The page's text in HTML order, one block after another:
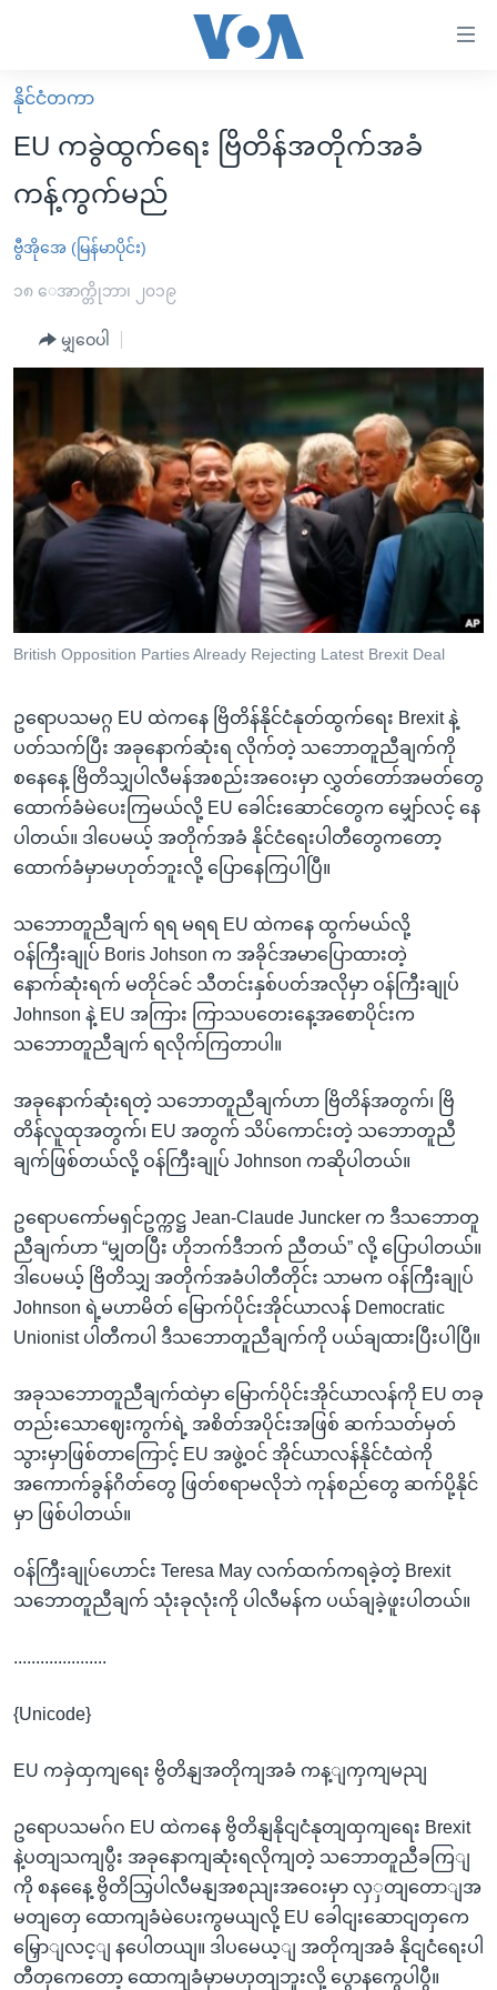
လွယ်ကူ
စေ
သည့်
များ
ပင်မ
ကြည့်
ပင်မ
အ
ညွန်း
စာမျက်နှာ
ကြည့်
ရှာဖွေ
ရန်
နေရာ
သို့
ကျော်
ရန်
မူလစာမျက်နှာ
မြန်မာ
ကမ္ဘာ့သတင်းများ
နိုင်ငံတကာ
အစ္စရေး-ပါလက်စတိုင်း
ဗွီဒီယို
အင်္ဂလိပ်စာလေ့လာမယ်
မကြေးမုံရဲ့ အင်္ဂလိပ်စာ
ရုပ်ရှင်ထဲက အင်္ဂလိပ်စာ
သုတပဒေသာ အင်္ဂလိပ်စာ
ရေဒီယို
တီဗွီ
ရေဒီယိုနှင့်ရုပ်သံ အချက်အလက်များ
ရေဒီယို/တီဗွီအစီအစဉ်
Learning English
နိုင်ငံတကာ
EU ကခွဲထွက်ရေး ဗြိတိန်အတိုက်အခံ
ကန့်ကွက်မည်
ဗွီအိုအေ (မြန်မာပိုင်း)
၁၈ ေအာက္တိုဘာ၊ ၂၀၁၉
မျှဝေပါ
British Opposition Parties Already Rejecting Latest Brexit Deal
ဥရောပသမဂ္ဂ EU ထဲကနေ ဗြိတိန်နိုင်ငံနုတ်ထွက်ရေး Brexit နဲ့
ပတ်သက်ပြီး အခုနောက်ဆုံးရ လိုက်တဲ့ သဘောတူညီချက်ကို
စနေနေ့ ဗြိတိသျှပါလီမန်အစည်းအဝေးမှာ လွှတ်တော်အမတ်တွေ
ထောက်ခံမဲပေးကြမယ်လို့ EU ခေါင်းဆောင်တွေက မျှော်လင့် နေ
ပါတယ်။ ဒါပေမယ့် အတိုက်အခံ နိုင်ငံရေးပါတီတွေကတော့
ထောက်ခံမှာမဟုတ်ဘူးလို့ ပြောနေကြပါပြီ။
သဘောတူညီချက် ရရ မရရ EU ထဲကနေ ထွက်မယ်လို့
ဝန်ကြီးချုပ် Boris Johson က အခိုင်အမာပြောထားတဲ့
နောက်ဆုံးရက် မတိုင်ခင် သီတင်းနှစ်ပတ်အလိုမှာ ဝန်ကြီးချုပ်
Johnson နဲ့ EU အကြား ကြာသပတေးနေ့အစောပိုင်းက
သဘောတူညီချက် ရလိုက်ကြတာပါ။
အခုနောက်ဆုံးရတဲ့ သဘောတူညီချက်ဟာ ဗြိတိန်အတွက်၊ ဗြိ
တိန်လူထုအတွက်၊ EU အတွက် သိပ်ကောင်းတဲ့ သဘောတူညီ
ချက်ဖြစ်တယ်လို့ ဝန်ကြီးချုပ် Johnson ကဆိုပါတယ်။
ဥရောပကော်မရှင်ဥက္ကဋ္ဌ Jean-Claude Juncker က ဒီသဘောတူ
ညီချက်ဟာ “မျှတပြီး ဟိုဘက်ဒီဘက် ညီတယ်” လို့ ပြောပါတယ်။
ဒါပေမယ့် ဗြိတိသျှ အတိုက်အခံပါတီတိုင်း သာမက ဝန်ကြီးချုပ်
Johnson ရဲ့မဟာမိတ် မြောက်ပိုင်းအိုင်ယာလန် Democratic
Unionist ပါတီကပါ ဒီသဘောတူညီချက်ကို ပယ်ချထားပြီးပါပြီ။
အခုသဘောတူညီချက်ထဲမှာ မြောက်ပိုင်းအိုင်ယာလန်ကို EU တခု
တည်းသောဈေးကွက်ရဲ့ အစိတ်အပိုင်းအဖြစ် ဆက်သတ်မှတ်
သွားမှာဖြစ်တာကြောင့် EU အဖွဲ့ဝင် အိုင်ယာလန်နိုင်ငံထဲကို
အကောက်ခွန်ဂိတ်တွေ ဖြတ်စရာမလိုဘဲ ကုန်စည်တွေ ဆက်ပို့နိုင်
မှာ ဖြစ်ပါတယ်။
ဝန်ကြီးချုပ်ဟောင်း Teresa May လက်ထက်ကရခဲ့တဲ့ Brexit
သဘောတူညီချက် သုံးခုလုံးကို ပါလီမန်က ပယ်ချခဲ့ဖူးပါတယ်။
.....................
{Unicode}
EU ကခှဲထှကျရေး ဗွိတိနျအတိုကျအခံ ကန့ျကှကျမညျ
ဥရောပသမဂ်ဂ EU ထဲကနေ ဗွိတိနျနိုငျငံနုတျထှကျရေး Brexit
နဲ့ပတျသကျပွီး အခုနောကျဆုံးရလိုကျတဲ့ သဘောတူညီခကြျ
ကို စနနေေ့ ဗွိတိသြှပါလီမနျအစညျးအဝေးမှာ လှှတျတောျအ
မတျတှေ ထောကျခံမဲပေးကွမယျလို့ EU ခေါငျးဆောငျတှကေ
မြှောျလင့ျ နပေါတယျ။ ဒါပမေယ့ျ အတိုကျအခံ နိုငျငံရေးပါ
တီတှကေတော့ ထောကျခံမှာမဟုတျဘူးလို့ ပွောနကွေပါပွီ။